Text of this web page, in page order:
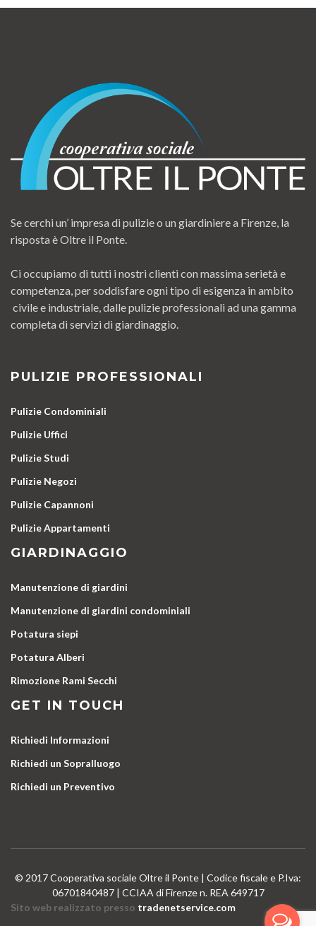
Se cerchi un’ impresa di pulizie o un giardiniere a Firenze, la
risposta è Oltre il Ponte.
Ci occupiamo di tutti i nostri clienti con massima serietà e
competenza, per soddisfare ogni tipo di esigenza in ambito
civile e industriale, dalle pulizie professionali ad una gamma
completa di servizi di giardinaggio.
PULIZIE PROFESSIONALI
Pulizie Condominiali
Pulizie Uffici
Pulizie Studi
Pulizie Negozi
Pulizie Capannoni
Pulizie Appartamenti
GIARDINAGGIO
Manutenzione di giardini
Manutenzione di giardini condominiali
Potatura siepi
Potatura Alberi
Rimozione Rami Secchi
GET IN TOUCH
Richiedi Informazioni
Richiedi un Sopralluogo
Richiedi un Preventivo
© 2017 Cooperativa sociale Oltre il Ponte | Codice fiscale e P.Iva:
06701840487 | CCIAA di Firenze n. REA 649717
Sito web realizzato presso tradenetservice.com